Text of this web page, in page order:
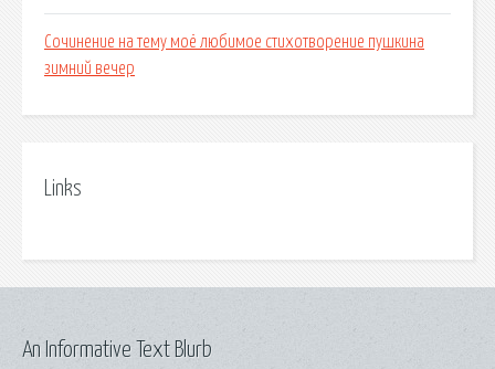
Сочинение на тему моё любимое стихотворение пушкина
зимний вечер
Links
An Informative Text Blurb